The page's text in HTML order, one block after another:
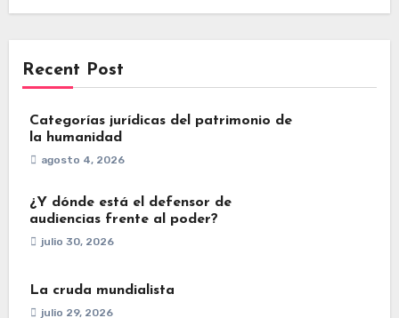
Recent Post
Categorías jurídicas del patrimonio de
la humanidad
agosto 4, 2026
¿Y dónde está el defensor de
audiencias frente al poder?
julio 30, 2026
La cruda mundialista
julio 29, 2026